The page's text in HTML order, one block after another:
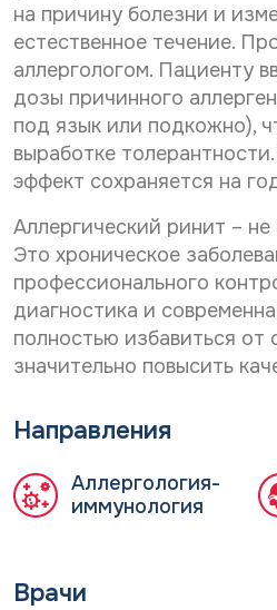
на причину болезни и
естественное течение.
аллергологом. Пациенту
дозы причинного
под язык или подкожно),
выработке
эффект сохраняется на
Аллергический ринит –
Это хроническое
профессионального
диагностика и
полностью избавиться от
значительно повысить
Направления
Аллергология-
иммунология
Врачи